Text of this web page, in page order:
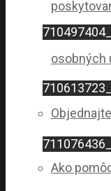
osobných
Ako